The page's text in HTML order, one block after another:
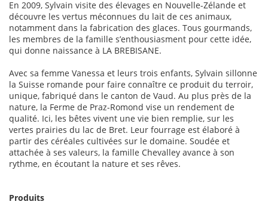
En 2009, Sylvain visite des élevages en Nouvelle-Zélande et
découvre les vertus méconnues du lait de ces animaux,
notamment dans la fabrication des glaces. Tous gourmands,
les membres de la famille s’enthousiasment pour cette idée,
qui donne naissance à LA BREBISANE.
Avec sa femme Vanessa et leurs trois enfants, Sylvain sillonne
la Suisse romande pour faire connaître ce produit du terroir,
unique, fabriqué dans le canton de Vaud. Au plus près de la
nature, la Ferme de Praz-Romond vise un rendement de
qualité. Ici, les bêtes vivent une vie bien remplie, sur les
vertes prairies du lac de Bret. Leur fourrage est élaboré à
partir des céréales cultivées sur le domaine. Soudée et
attachée à ses valeurs, la famille Chevalley avance à son
rythme, en écoutant la nature et ses rêves.
Produits